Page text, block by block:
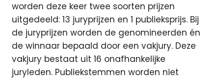
worden deze keer twee soorten prijzen
uitgedeeld: 13 juryprijzen en 1 publieksprijs. Bij
de juryprijzen worden de genomineerden én
de winnaar bepaald door een vakjury. Deze
vakjury bestaat uit 16 onafhankelijke
juryleden. Publiekstemmen worden niet